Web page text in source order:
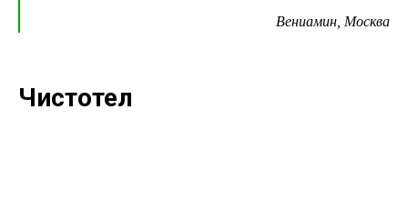
Вениамин, Москва
Чистотел